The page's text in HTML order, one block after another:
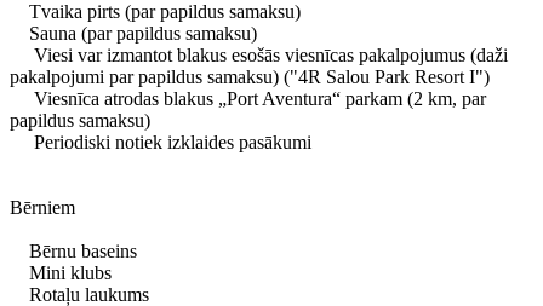
Tvaika pirts (par papildus samaksu)
Sauna (par papildus samaksu)
Viesi var izmantot blakus esošās viesnīcas pakalpojumus (daži
pakalpojumi par papildus samaksu) ("4R Salou Park Resort I")
Viesnīca atrodas blakus „Port Aventura“ parkam (2 km, par
papildus samaksu)
Periodiski notiek izklaides pasākumi
Bērniem
Bērnu baseins
Mini klubs
Rotaļu laukums